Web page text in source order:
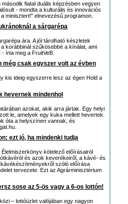
fiatal duális képzésben vegyen
- mondta a kulturális és innovációs
minisztert!" elnevezésű programon.
a sárgarépa
ára. A jól tárolható készletek
korábbinál szűkösebbé a kínálat, ami
írta meg a FruitVeB.
még csak egyszer volt az évben
kis ideig egyszerre lesz az égen Hold a
hevernek mindenhol
azokat, akik arra jártak. Egy helyi
le, amelyek egy kuka mellett hevertek.
óta a helyszínen vannak, és
ezt jó, ha mindenki tudja
kötelező előírásairól
és azok keverékeiről, a kávé- és
szóló előírása
tervezete. Ezt az Agrárminisztérium
sose az 5-ös vagy a 6-os lottón!
– lottóüzlet valójában egy nagyon